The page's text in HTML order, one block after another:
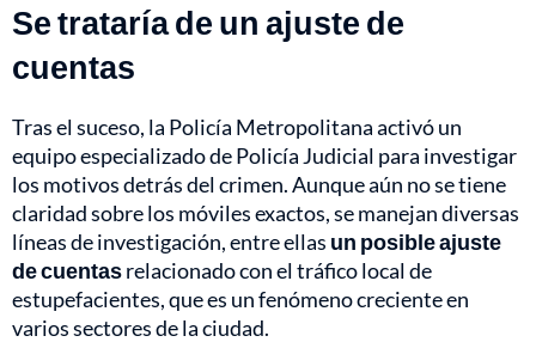
Se trataría de un ajuste de
cuentas
Tras el suceso, la Policía Metropolitana activó un
equipo especializado de Policía Judicial para investigar
los motivos detrás del crimen. Aunque aún no se tiene
claridad sobre los móviles exactos, se manejan diversas
líneas de investigación, entre ellas un posible ajuste
de cuentasrelacionado con el tráfico local de
estupefacientes, que es un fenómeno creciente en
varios sectores de la ciudad.